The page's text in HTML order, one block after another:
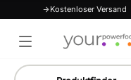
Kostenloser Versand